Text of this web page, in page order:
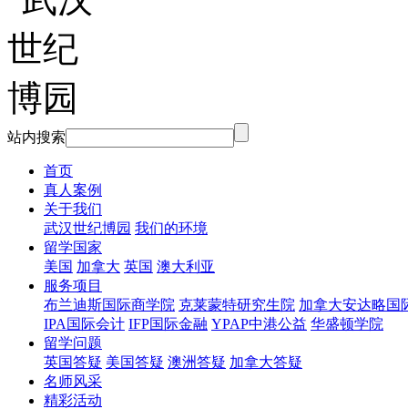
站内搜索
首页
真人案例
关于我们
武汉世纪博园 我们的环境
留学国家
美国 加拿大 英国 澳大利亚
服务项目
布兰迪斯国际商学院 克莱蒙特研究生院 加拿大安达略国
IPA国际会计 IFP国际金融 YPAP中港公益 华盛顿学院
留学问题
英国答疑 美国答疑 澳洲答疑 加拿大答疑
名师风采
精彩活动